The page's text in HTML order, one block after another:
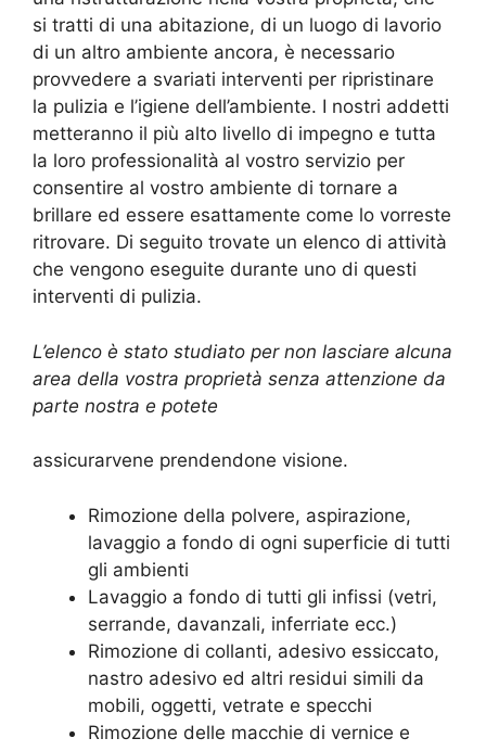
si tratti di una abitazione, di un luogo di lavorio
di un altro ambiente ancora, è necessario
provvedere a svariati interventi per ripristinare
la pulizia e l’igiene dell’ambiente. I nostri addetti
metteranno il più alto livello di impegno e tutta
la loro professionalità al vostro servizio per
consentire al vostro ambiente di tornare a
brillare ed essere esattamente come lo vorreste
ritrovare. Di seguito trovate un elenco di attività
che vengono eseguite durante uno di questi
interventi di pulizia.
L’elenco è stato studiato per non lasciare alcuna
area della vostra proprietà senza attenzione da
parte nostra e potete
assicurarvene prendendone visione.
Rimozione della polvere, aspirazione,
lavaggio a fondo di ogni superficie di tutti
gli ambienti
Lavaggio a fondo di tutti gli infissi (vetri,
serrande, davanzali, inferriate ecc.)
Rimozione di collanti, adesivo essiccato,
nastro adesivo ed altri residui simili da
mobili, oggetti, vetrate e specchi
Rimozione delle macchie di vernice e